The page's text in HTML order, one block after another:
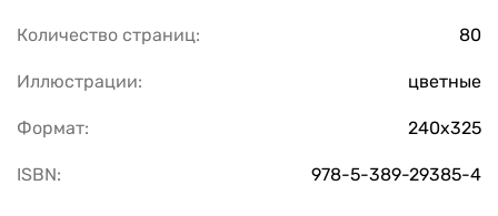
Количество страниц: 80
Иллюстрации: цветные
Формат: 240х325
ISBN: 978-5-389-29385-4